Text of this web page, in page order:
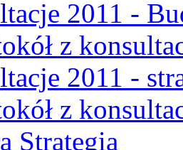
2011 -
z
2011 -
z
Strategia